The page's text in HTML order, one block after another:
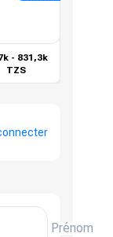
- 831,3k
TZS
Prénom